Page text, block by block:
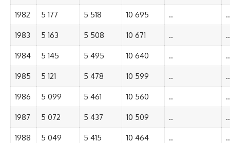
1982 5 177 5 518 10 695 .. ..
1983 5 163 5 508 10 671 .. ..
1984 5 145 5 495 10 640 .. ..
1985 5 121 5 478 10 599 .. ..
1986 5 099 5 461 10 560 .. ..
1987 5 072 5 437 10 509 .. ..
1988 5 049 5 415 10 464 .. ..